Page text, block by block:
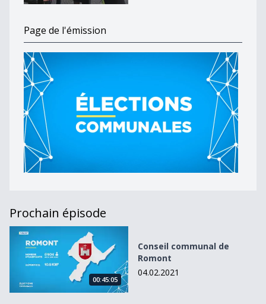
Page de l'émission
Prochain épisode
Conseil communal de Romont
00:45:05
Conseil communal de
Romont
04.02.2021